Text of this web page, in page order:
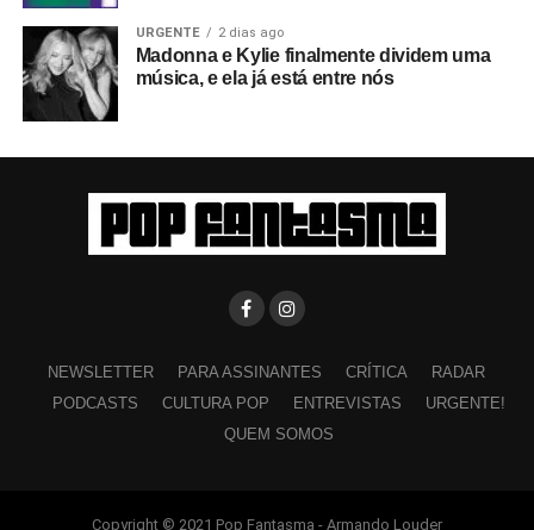
URGENTE 2 dias ago
Madonna e Kylie finalmente dividem uma
música, e ela já está entre nós
NEWSLETTER PARA ASSINANTES CRÍTICA
RADAR
PODCASTS
CULTURA POP ENTREVISTAS
URGENTE!
QUEM SOMOS
Copyright © 2021 Pop Fantasma - Armando Louder